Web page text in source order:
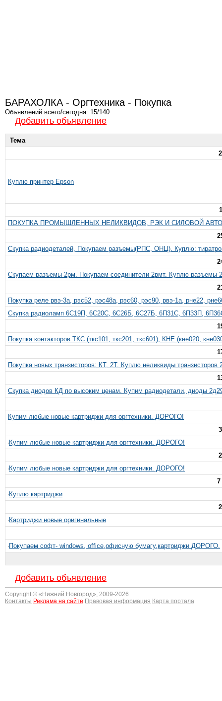
БАРАХОЛКА - Оргтехника - Покупка
Объявлений всего/сегодня: 15/140
Добавить объявление
Тема
Куплю принтер Epson
ПОКУПКА ПРОМЫШЛЕННЫХ НЕЛИКВИДОВ, РЭК И СИЛОВОЙ
Скупка радиодеталей, Покупаем разъемы(РПС, ОНЦ). Куплю:
Скупаем разъемы 2рм. Покупаем соединители 2рмт. Куплю разъемы
Покупка реле рвэ-3а, рэс52, рэс48а, рэс60, рэс90, рвэ-1а, рне22,
Скупка радиоламп 6С19П, 6С20С, 6С26Б, 6С27Б, 6П31С, 6П33П,
Покупка контакторов ТКС (ткс101, ткс201, ткс601), КНЕ (кне020,
Покупка новых транзисторов: КТ, 2Т. Куплю неликвиды транзисторов
Скупка диодов КД по высоким ценам. Купим радиодетали, диоды
Купим любые новые картриджи для оргтехники. ДОРОГО!
Купим любые новые картриджи для оргтехники. ДОРОГО!
Купим любые новые картриджи для оргтехники. ДОРОГО!
7
Куплю картриджи
Картриджи новые оригинальные
Покупаем софт- windows, office,офисную бумагу,картриджи ДОРОГО.
Добавить объявление
Copyright © « Нижний Новгород», 2009-2026
Контакты Реклама на сайте Правовая информация Карта портала